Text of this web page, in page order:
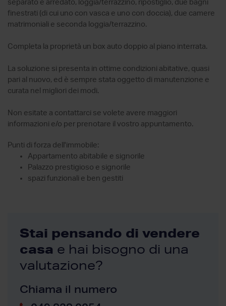
separato e arredato, loggia/terrazzino, ripostiglio, due bagni
finestrati (di cui uno con vasca e uno con doccia), due camere
matrimoniali e seconda loggia/terrazzino.
Completa la proprietà un box auto doppio al piano interrata.
La soluzione si presenta in ottime condizioni abitative, quasi
pari al nuovo, ed è sempre stata oggetto di manutenzione e
curata nel migliori dei modi.
Non esitate a contattarci se volete avere maggiori
informazioni e/o per prenotare il vostro appuntamento.
Punti di forza dell'immobile:
Appartamento abitabile e signorile
Palazzo prestigioso e signorile
spazi funzionali e ben gestiti
Stai pensando di vendere
casa e hai bisogno di una
valutazione?
Chiama il numero